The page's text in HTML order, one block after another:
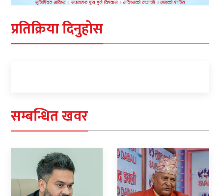
प्रतिक्रिया दिनुहोस
सम्बन्धित खवर